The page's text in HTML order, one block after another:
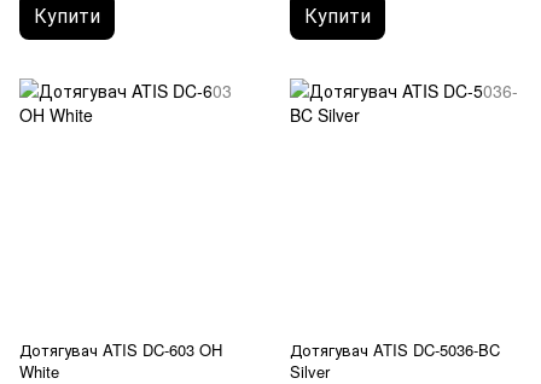
Купити Купити
Дотягувач ATIS DC-603 OH
White
Дотягувач ATIS DC-5036-BC
Silver